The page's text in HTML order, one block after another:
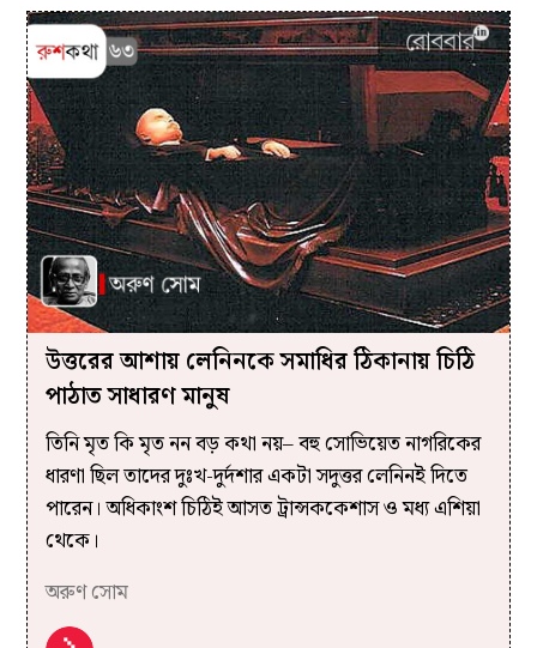
উত্তরের আশায় লেনিনকে সমাধির ঠিকানায় চিঠি
পাঠাত সাধারণ মানুষ
তিনি মৃত কি মৃত নন বড় কথা নয়– বহু সোভিয়েত নাগরিকের
ধারণা ছিল তাদের দুঃখ-দুর্দশার একটা সদুত্তর লেনিনই দিতে
পারেন। অধিকাংশ চিঠিই আসত ট্রান্সককেশাস ও মধ্য এশিয়া
থেকে।
অরুণ সোম